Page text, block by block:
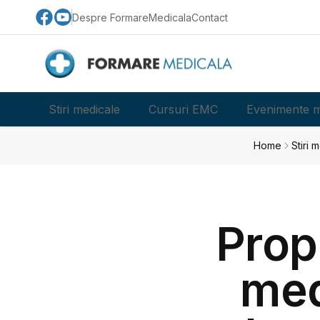
Despre FormareMedicalaContact
Stiri medicale Cursuri EMC Evenimente
Home Stiri